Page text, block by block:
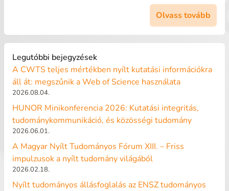
Olvass tovább
Legutóbbi bejegyzések
A CWTS teljes mértékben nyílt kutatási információkra
áll át: megszűnik a Web of Science használata
2026.08.04.
HUNOR Minikonferencia 2026: Kutatási integritás,
tudománykommunikáció, és közösségi tudomány
2026.06.01.
A Magyar Nyílt Tudományos Fórum XIII. – Friss
impulzusok a nyílt tudomány világából
2026.02.18.
Nyílt tudományos állásfoglalás az ENSZ tudományos